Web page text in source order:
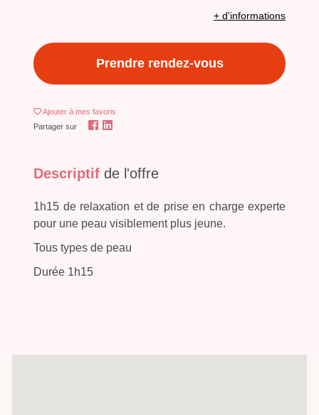
+ d'informations
Prendre rendez-vous
Ajouter à mes favoris
Partager sur
Descriptif de l'offre
1h15 de relaxation et de prise en charge experte
pour une peau visiblement plus jeune.
Tous types de peau
Durée 1h15